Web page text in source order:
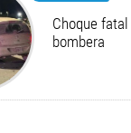
Choque
bombera